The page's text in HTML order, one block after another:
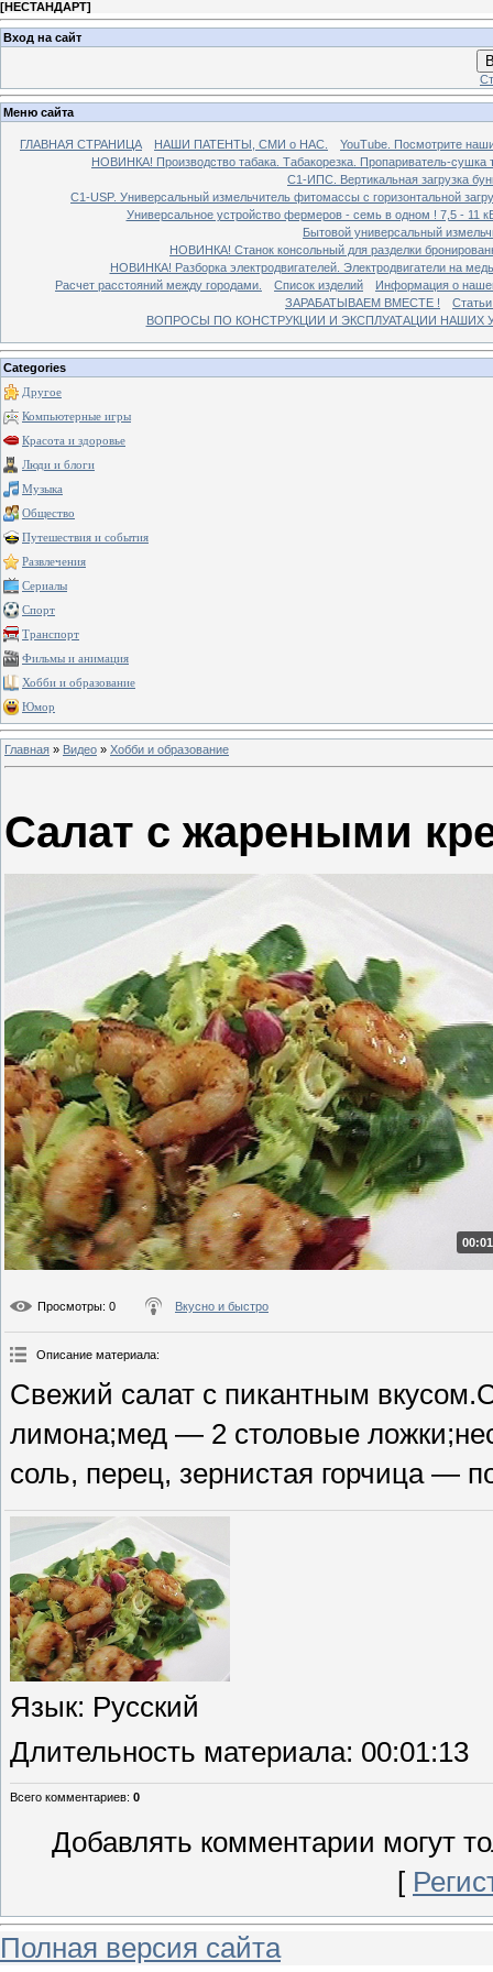
[НЕСТАНДАРТ]
Вход на сайт
Меню сайта
ГЛАВНАЯ СТРАНИЦА НАШИ ПАТЕНТЫ, СМИ о НАС.
YouTube. Посмотрите
НОВИНКА! Производство табака. Табакорезка. Пропариватель-сушка
C1-ИПС. Вертикальная загрузка
С1-USP. Универсальный измельчитель фитомассы с горизонтальной
Универсальное устройство фермеров - семь в одном ! 7,5 - 11
Бытовой универсальный
НОВИНКА! Станок консольный для разделки
НОВИНКА! Разборка электродвигателей. Электродвигатели на
Расчет расстояний между городами.
Список изделий
Информация о
ЗАРАБАТЫВАЕМ ВМЕСТЕ !
ВОПРОСЫ ПО КОНСТРУКЦИИ И ЭКСПЛУАТАЦИИ НАШИХ
Categories
Другое
Компьютерные игры
Красота и здоровье
Люди и блоги
Музыка
Общество
Путешествия и события
Развлечения
Сериалы
Спорт
Транспорт
Фильмы и анимация
Хобби и образование
Юмор
Главная » Видео » Хобби и образование
Салат с жареными
Просмотры: 0 Вкусно и быстро
Описание материала:
Свежий салат с пикантным
лимона;мед — 2 столовые
соль, перец, зернистая горчица —
Язык: Русский
Длительность материала: 00:01:13
Всего комментариев: 0
Добавлять комментарии могут
[
Полная версия сайта